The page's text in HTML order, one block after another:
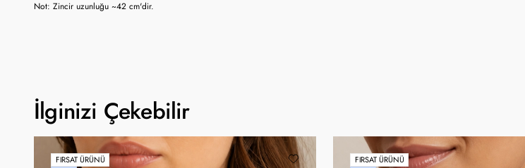
Not: Zincir uzunluğu ~42 cm'dir.
İlginizi Çekebilir
FIRSAT ÜRÜNÜ
FIRSAT ÜRÜNÜ